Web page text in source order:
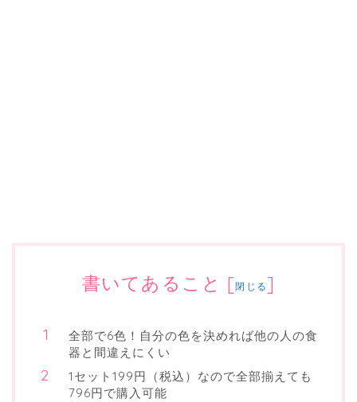
書いてあること [閉じる]
全部で6色！自分の色を決めれば他の人の食
器と間違えにくい
1セット199円（税込）なので全部揃えても
796円で購入可能